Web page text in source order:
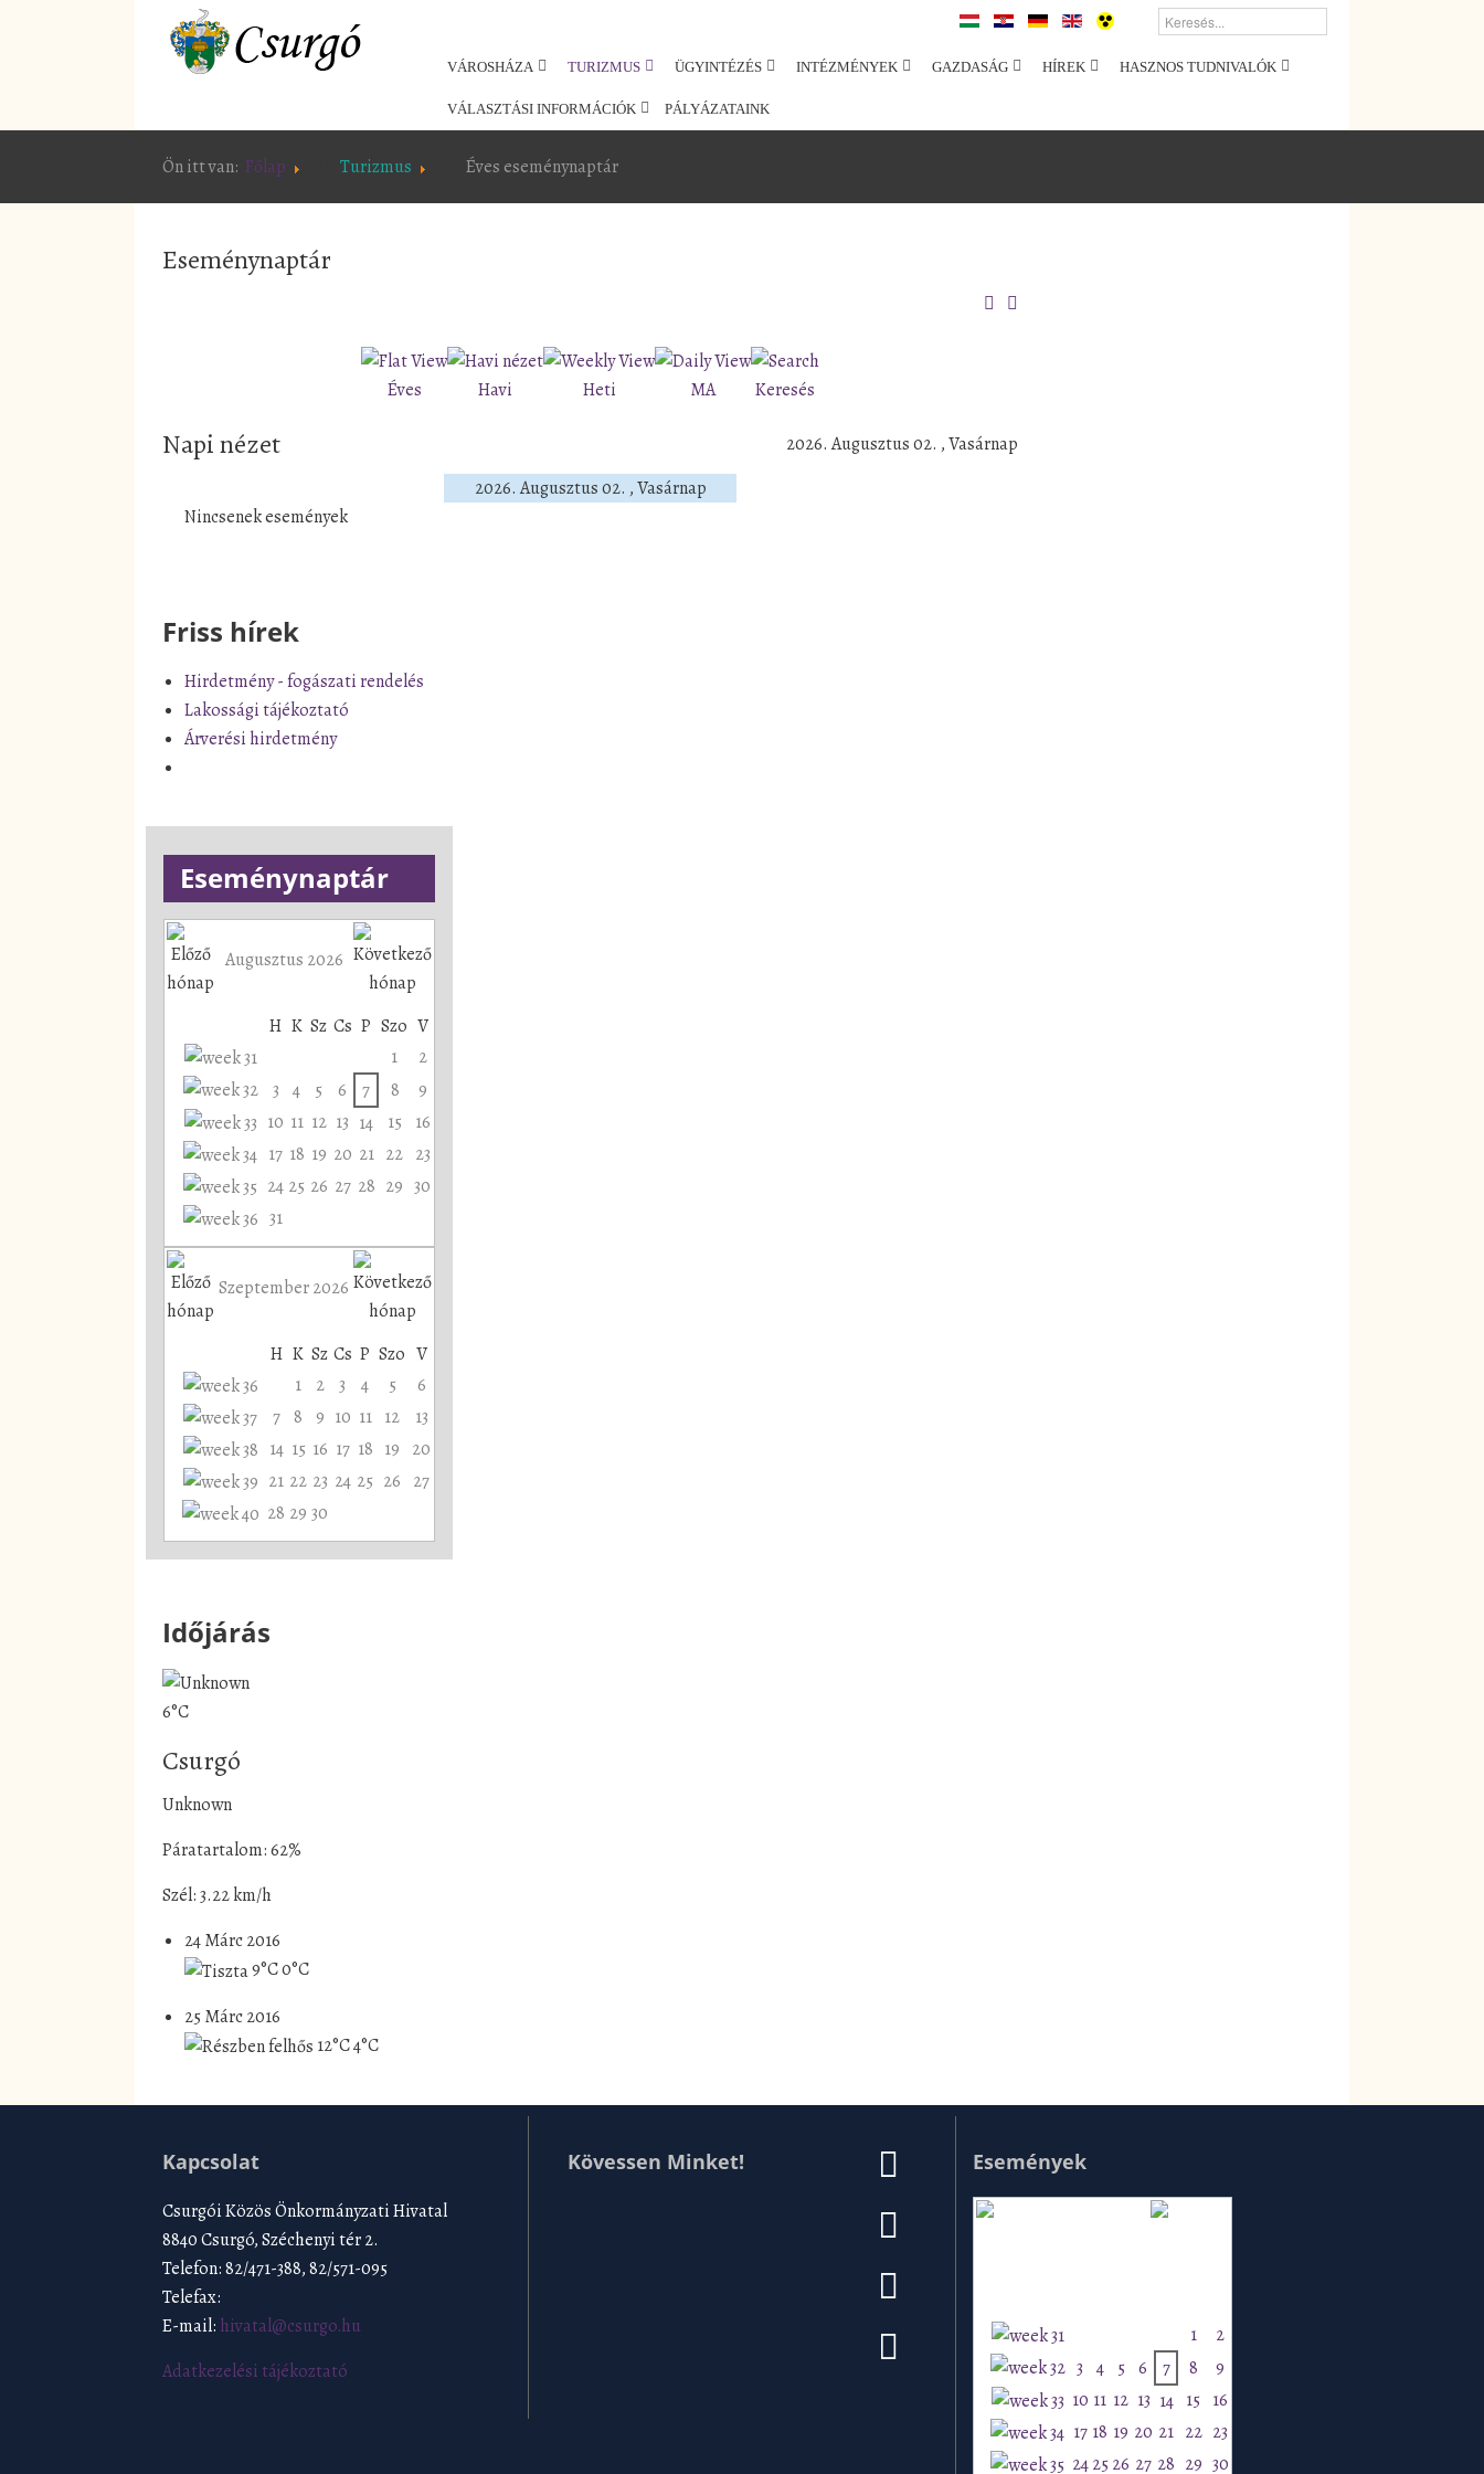
VÁROSHÁZA TURIZMUS ÜGYINTÉZÉS INTÉZMÉNYEK GAZDASÁG HÍREK HASZNOS TUDNIVALÓK
VÁLASZTÁSI INFORMÁCIÓK PÁLYÁZATAINK
Ön itt van: Főlap Turizmus Éves eseménynaptár
Eseménynaptár
Éves Havi Heti MA Keresés
Napi nézet
2026. Augusztus 02. , Vasárnap
2026. Augusztus 02. , Vasárnap
Nincsenek események
Friss hírek
Hirdetmény - fogászati rendelés
Lakossági tájékoztató
Árverési hirdetmény
Eseménynaptár
Augusztus 2026
H K Sz Cs P Szo V
1
2
3 4 5 6 7 8
9
10 11 12 13 14 15
16
17 18 19 20 21 22 23
24 25 26 27 28 29 30
31
Szeptember 2026
H K Sz Cs P Szo V
1
2 3 4 5
6
7 8 9 10 11 12
13
14 15 16 17 18 19 20
21 22 23 24 25 26 27
28 29 30
Időjárás
6°C
Csurgó
Unknown
Páratartalom: 62%
Szél: 3.22 km/h
24 Márc 2016
9°C0°C
25 Márc 2016
12°C4°C
Kapcsolat
Csurgói Közös Önkormányzati Hivatal
8840 Csurgó, Széchenyi tér 2.
Telefon: 82/471-388, 82/571-095
Telefax:
E-mail: hivatal@csurgo.hu
Adatkezelési tájékoztató
Kövessen Minket! Események
1
2
3 4 5 6 7 8
9
10 11 12 13 14 15 16
17 18 19 20 21 22 23
242526 27 28 29 30